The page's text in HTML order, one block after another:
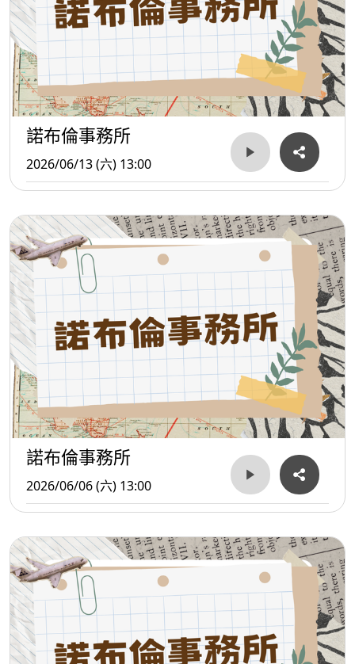
諾布倫事務所
2026/06/13 (六) 13:00
諾布倫事務所
2026/06/06 (六) 13:00